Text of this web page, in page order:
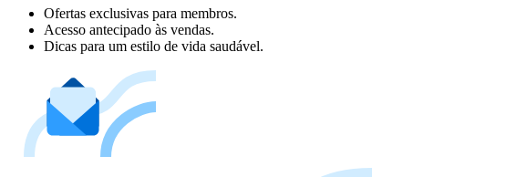
Ofertas exclusivas para membros.
Acesso antecipado às vendas.
Dicas para um estilo de vida saudável.